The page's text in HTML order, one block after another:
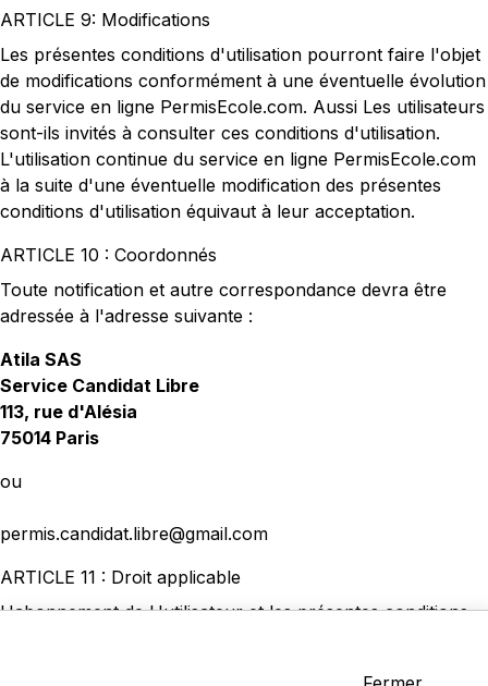
ARTICLE 9: Modifications
Les présentes conditions d'utilisation pourront faire l'objet
de modifications conformément à une éventuelle évolution
du service en ligne PermisEcole.com. Aussi Les utilisateurs
sont-ils invités à consulter ces conditions d'utilisation.
L'utilisation continue du service en ligne PermisEcole.com
à la suite d'une éventuelle modification des présentes
conditions d'utilisation équivaut à leur acceptation.
ARTICLE 10 : Coordonnés
Toute notification et autre correspondance devra être
adressée à l'adresse suivante :
Atila SAS
Service Candidat Libre
113, rue d'Alésia
75014 Paris
ou
permis.candidat.libre@gmail.com
ARTICLE 11 : Droit applicable
L'abonnement de L'utilisateur et les présentes conditions